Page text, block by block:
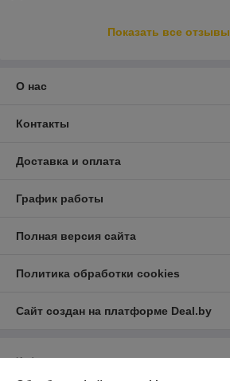
Показать все отзывы
О нас
Контакты
Доставка и оплата
График работы
Полная версия сайта
Политика обработки cookies
Сайт создан на платформе Deal.by
Информация для покупателя